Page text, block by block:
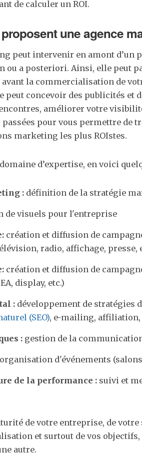
de calculer un ROI.
une agence
peut intervenir en amont d’un
ou a posteriori. Ainsi, elle peut
la commercialisation de
peut concevoir des publicités et
améliorer votre
pour vous permettre de
marketing les plus ROIstes.
d’expertise, en voici
: définition de la stratégie
de visuels pour l'entreprise
création et diffusion de
radio, affichage, presse,
création et diffusion de
display, etc.)
: développement de stratégies
(SEO), e-mailing, affiliation,
: gestion de la
organisation d'événements
de la performance : suivi et
de votre entreprise, de votre
et surtout de vos
autre.